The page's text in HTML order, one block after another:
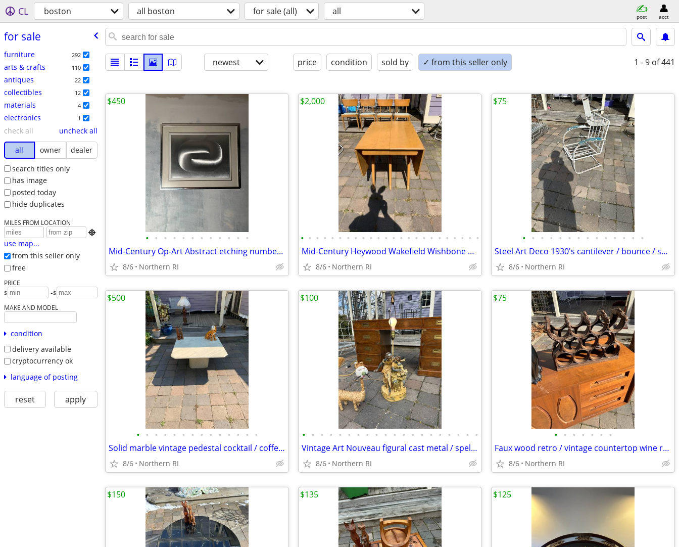
CL boston all boston for sale (all) all post acct
for sale
furniture 292
arts & crafts 110
antiques 22
collectibles 12
materials 4
electronics 1
check all
uncheck all
all
owner
dealer
search titles only
has image
posted today
hide duplicates
MILES FROM LOCATION

use map...
from this seller only
free
PRICE
$ -$
MAKE AND MODEL
condition
delivery available
cryptocurrency ok
language of posting
reset apply
newest price condition sold by ✓ from this seller only 1 - 9 of 441
• • • • • • • • • • • •
Mid-Century Op-Art Abstract etching numbered signed Patrick Dupre A479
8/6 Northern RI
$450
• • • • • • • • • • • • • • • • • • • • • • • •
Mid-Century Heywood Wakefield Wishbone Drop Leaf Dining table A476
8/6 Northern RI
$2,000
• • • • • • • • • • • • • •
Steel Art Deco 1930's cantilever / bounce / spring patio rocker A427
8/6 Northern RI
$75
• • • • • • • • • • • • • •
Solid marble vintage pedestal cocktail / coffee table A225
8/6 Northern RI
$500
• • • • • • • • • • • • • • • • • • • •
Vintage Art Nouveau figural cast metal / spelter lamp A237
8/6 Northern RI
$100
• • • • • • •
Faux wood retro / vintage countertop wine rack A193
8/6 Northern RI
$75
$150 $135 $125